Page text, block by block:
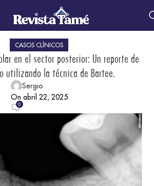
CASOS CLÍNICOS
en el sector posterior: Un reporte de
utilizando la técnica de Bartee.
Sergio
On abril 22, 2025
0